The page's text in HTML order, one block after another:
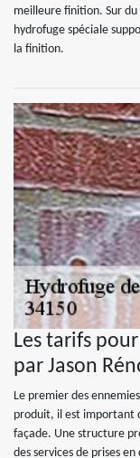
meilleure finition. Sur
hydrofuge spéciale
la finition.
Les tarifs
par Jason
Le premier des
produit, il est important
façade. Une structure
des services de prises